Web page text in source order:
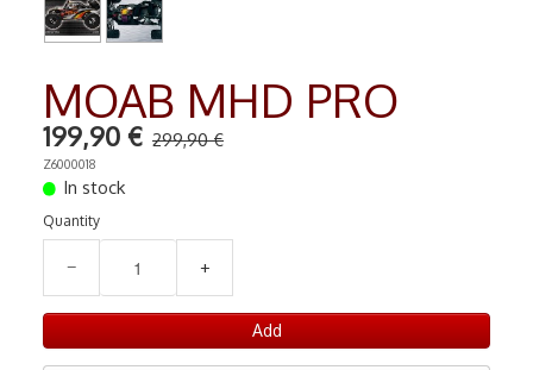
MOAB MHD PRO
199,90 € 299,90 €
Z6000018
In stock
Quantity
− +
Add